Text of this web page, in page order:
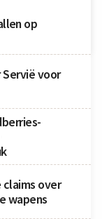
op
voor
over
wapens